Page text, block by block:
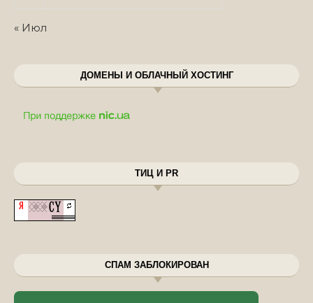
« Июл
ДОМЕНЫ И ОБЛАЧНЫЙ ХОСТИНГ
ТИЦ И PR
СПАМ ЗАБЛОКИРОВАН